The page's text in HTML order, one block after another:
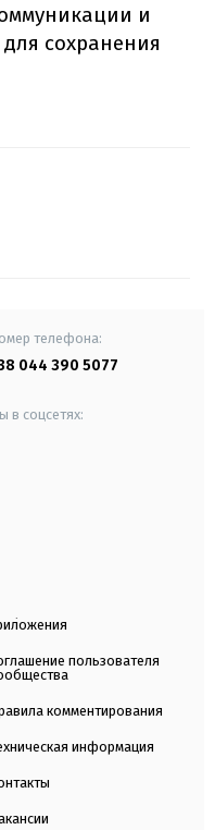
и
сохранения
телефона:
044 390 5077
в соцсетях:
пользователя
комментирования
информация